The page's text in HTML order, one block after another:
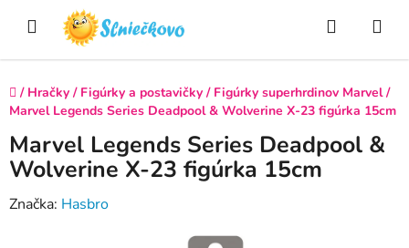
Hľadať
Domov
/ Hračky / Figúrky a postavičky / Figúrky superhrdinov Marvel /
Marvel Legends Series Deadpool & Wolverine X-23 figúrka 15cm
Marvel Legends Series Deadpool &
Wolverine X-23 figúrka 15cm
Značka: Hasbro